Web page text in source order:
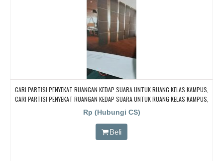
CARI PARTISI PENYEKAT RUANGAN KEDAP SUARA UNTUK RUANG KELAS KAMPUS,
CARI PARTISI PENYEKAT RUANGAN KEDAP SUARA UNTUK RUANG KELAS KAMPUS,
CARI PARTISI PENYEKAT RUANGAN KEDAP SUARA UNTUK RUANG KELAS KAMPUS,
CARI PARTISI PENYEKAT RUANGAN KEDAP SUARA UNTUK RUANG KELAS KAMPUS,
CARI PARTISI PENYEKAT RUANGAN KEDAP SUARA UNTUK RUANG KELAS KAMPUS
Rp (Hubungi CS)
Beli